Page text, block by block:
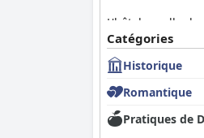
L'hôtel excelle
agréable pour
leur excellent
Les chambres
entretenues. Les
de bains
Catégories
Historique
Romantique
Pratiques de